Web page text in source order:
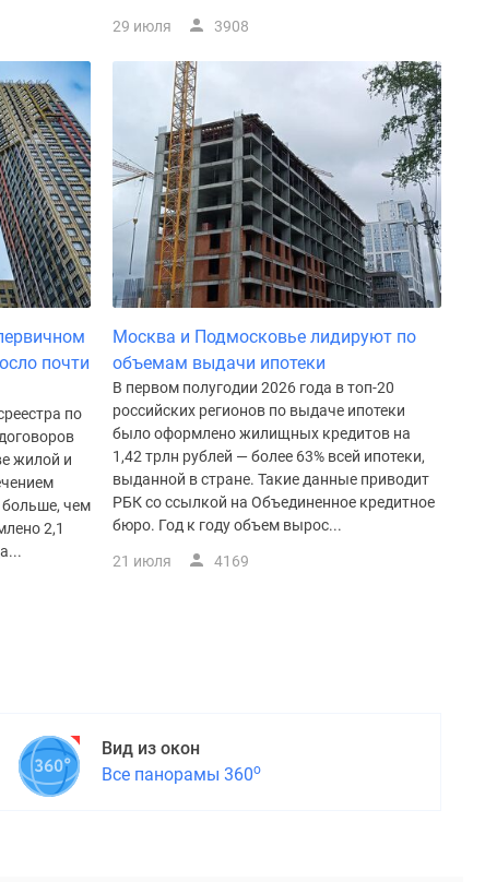
29 июля 3908
почти
по
жилой и
больше, чем
2,1
Москва и Подмосковье лидируют по
объемам выдачи ипотеки
В первом полугодии 2026 года в топ-20
российских регионов по выдаче ипотеки
было оформлено жилищных кредитов на
1,42 трлн рублей — более 63% всей ипотеки,
выданной в стране. Такие данные приводит
РБК со ссылкой на Объединенное кредитное
бюро. Год к году объем вырос...
21 июля 4169
Вид из окон
Все панорамы 360о